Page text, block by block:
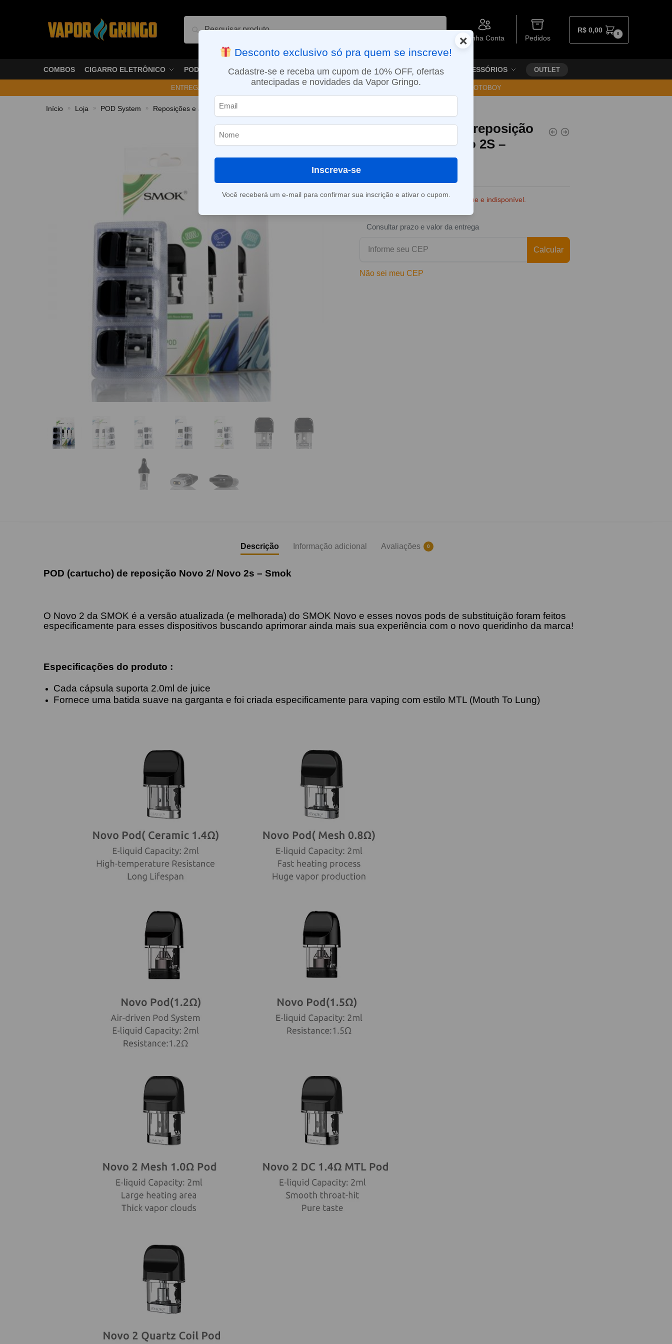
Pesquisar
Minha Conta Pedidos
R$ 0,00 0
COMBOS CIGARRO ELETRÔNICO PODS VAPORIZADOR DE ERVAS E-LIQUÍDOS NICOTINA ORAL ACESSÓRIOS OUTLET
ENTREGA NO MESMO DIA EM SÃO PAULO (SEG A SEX): PEDIDOS APROVADOS ATÉ 15:30 VIA MOTOBOY
Início » Loja » POD System » Reposições e acessórios »
Pod (cartucho) de reposição
para Novo 2 / Novo 2S –
Smok
Este produto está fora de estoque e indisponível.
Consultar prazo e valor da entrega
Calcular
Não sei meu CEP
Descrição Informação adicional Avaliações 0
POD (cartucho) de reposição Novo 2/ Novo 2s – Smok
O Novo 2 da SMOK é a versão atualizada (e melhorada) do SMOK Novo e esses novos pods de substituição foram feitos
especificamente para esses dispositivos buscando aprimorar ainda mais sua experiência com o novo queridinho da marca!
Especificações do produto :
Cada cápsula suporta 2.0ml de juice
Fornece uma batida suave na garganta e foi criada especificamente para vaping com estilo MTL (Mouth To Lung)
×
Desconto exclusivo só pra quem se inscreve!
Cadastre-se e receba um cupom de 10% OFF, ofertas
antecipadas e novidades da Vapor Gringo.
Inscreva-se
Você receberá um e-mail para confirmar sua inscrição e ativar o cupom.